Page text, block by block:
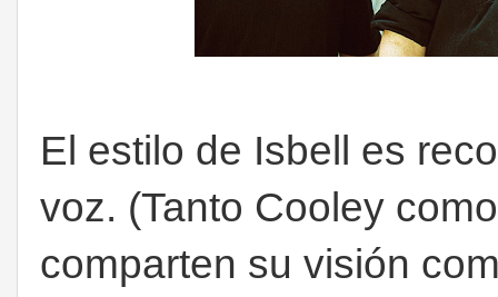
El estilo de Isbell es
voz. (Tanto Cooley
comparten su visión